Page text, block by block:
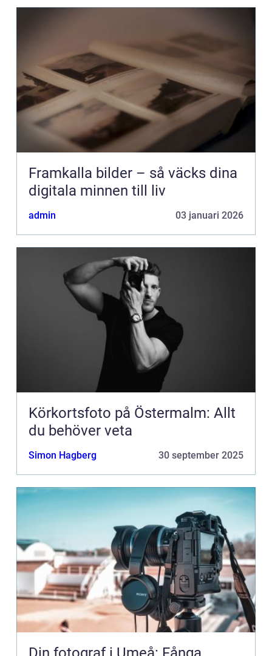
Framkalla bilder – så väcks dina
digitala minnen till liv
admin 03 januari 2026
Körkortsfoto på Östermalm: Allt
du behöver veta
Simon Hagberg 30 september 2025